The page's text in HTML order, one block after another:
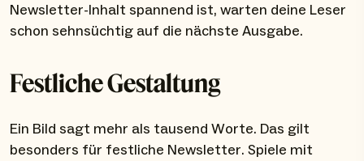
Newsletter-Inhalt spannend ist, warten deine Leser
schon sehnsüchtig auf die nächste Ausgabe.
Festliche Gestaltung
Ein Bild sagt mehr als tausend Worte. Das gilt
besonders für festliche Newsletter. Spiele mit